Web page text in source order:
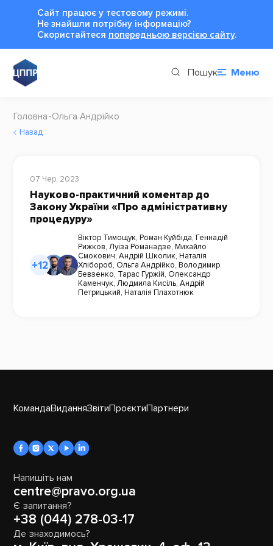
Сайт працює у тестовому режимі.
Не знайшли потрібну інформацію?
Cкористайтеся попередньою версією сайту.
Пошук Меню
Головна Ольга Андрійко
Назад
07 Чер, 2023
Науково-практичний коментар до
Закону України «Про адміністративну
процедуру»
+12
Віктор Тимощук, Роман Куйбіда, Геннадій
Рижков, Луіза Романадзе, Михайло
Смокович, Андрій Школик, Наталія
Хлібороб, Ольга Андрійко, Володимир
Бевзенко, Тарас Гуржій, Олександр
Каменчук, Людмила Кисіль, Андрій
Петрицький, Наталія Плахотнюк
КомандаВиданняЗвітиПроєктиПартнери
Напишіть нам
centre@pravo.org.ua
Є запитання?
+38 (044) 278-03-17
Де знаходимось?